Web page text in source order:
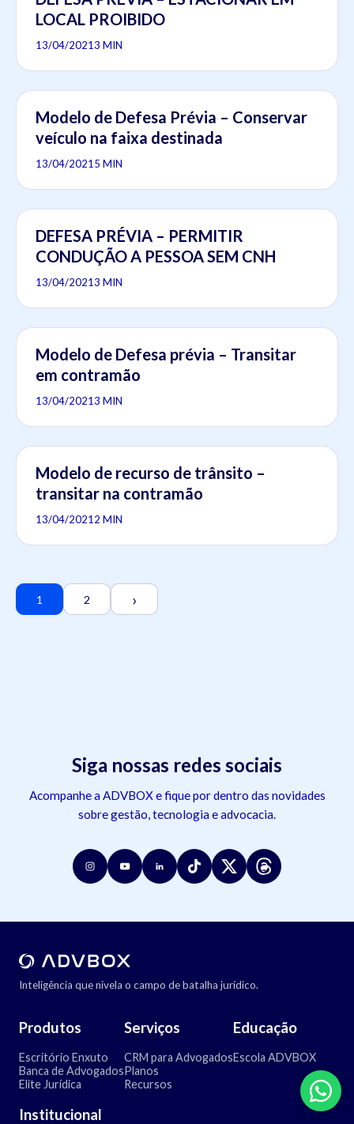
LOCAL PROIBIDO
13/04/20213 MIN
Modelo de Defesa Prévia – Conservar
veículo na faixa destinada
13/04/20215 MIN
DEFESA PRÉVIA – PERMITIR
CONDUÇÃO A PESSOA SEM CNH
13/04/20213 MIN
Modelo de Defesa prévia – Transitar
em contramão
13/04/20213 MIN
Modelo de recurso de trânsito –
transitar na contramão
13/04/20212 MIN
1 2 ›
Siga nossas redes sociais
Acompanhe a ADVBOX e fique por dentro das novidades
sobre gestão, tecnologia e advocacia.
Inteligência que nivela o campo de batalha jurídico.
Produtos
Escritório Enxuto
Banca de Advogados
Elite Jurídica
Serviços
CRM para Advogados
Planos
Recursos
Educação
Escola ADVBOX
Institucional